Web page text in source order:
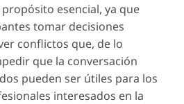
esencial, ya que
tomar decisiones
conflictos que, de lo
que la conversación
pueden ser útiles para los
interesados ​​en la